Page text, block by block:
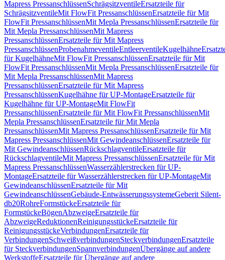
Mapress PressanschlüssenSchrägsitzventileErsatzteile für
SchrägsitzventileMit FlowFit PressanschlüssenErsatzteile für Mit
FlowFit PressanschlüssenMit Mepla PressanschlüssenErsatzteile für
Mit Mepla PressanschlüssenMit Mapress
PressanschlüssenErsatzteile für Mit Mapress
PressanschlüssenProbenahmeventileEntleerventileKugelhähne
für KugelhähneMit FlowFit PressanschlüssenErsatzteile für Mit
FlowFit PressanschlüssenMit Mepla PressanschlüssenErsatzteile für
Mit Mepla PressanschlüssenMit Mapress
PressanschlüssenErsatzteile für Mit Mapress
PressanschlüssenKugelhähne für UP-MontageErsatzteile für
Kugelhähne für UP-MontageMit FlowFit
PressanschlüssenErsatzteile für Mit FlowFit PressanschlüssenMit
Mepla PressanschlüssenErsatzteile für Mit Mepla
PressanschlüssenMit Mapress PressanschlüssenErsatzteile für Mit
Mapress PressanschlüssenMit GewindeanschlüssenErsatzteile für
Mit GewindeanschlüssenRückschlagventileErsatzteile für
RückschlagventileMit Mapress PressanschlüssenErsatzteile für Mit
Mapress PressanschlüssenWasserzählerstrecken für UP-
MontageErsatzteile für Wasserzählerstrecken für UP-MontageMit
GewindeanschlüssenErsatzteile für Mit
GewindeanschlüssenGebäude-EntwässerungssystemeGeberit Silent-
db20RohreFormstückeErsatzteile für
FormstückeBögenAbzweigeErsatzteile für
AbzweigeReduktionenReinigungsstückeErsatzteile für
ReinigungsstückeVerbindungenErsatzteile für
VerbindungenSchweißverbindungenSteckverbindungenErsatzteile
für SteckverbindungenSpannverbindungenÜbergänge auf andere
WerkstoffeErsatzteile für Übergänge auf andere